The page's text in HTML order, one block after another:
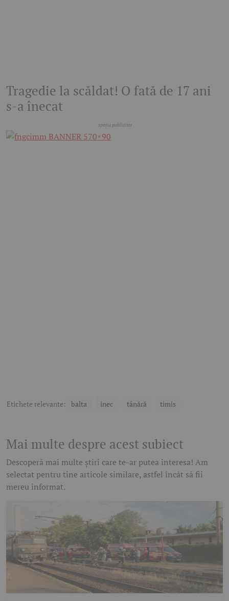
Tragedie la scăldat! O fată de 17 ani
s-a înecat
Etichete relevante: balta inec tânără timis
Mai multe despre acest subiect
Descoperă mai multe știri care te-ar putea interesa! Am
selectat pentru tine articole similare, astfel încât să fii
mereu informat.